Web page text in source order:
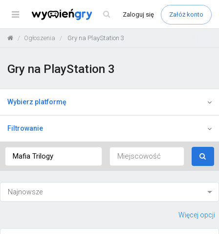
Menu Zaloguj się Załóż konto
Ogłoszenia Gry na PlayStation 3
Gry na PlayStation 3
Wybierz platformę
Filtrowanie
Więcej opcji